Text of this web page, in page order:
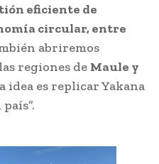
eficiente de
circular, entre
abriremos
regiones de Maule y
idea es replicar Yakana